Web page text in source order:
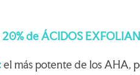
20% de ÁCIDOS
el más potente de los AHA,